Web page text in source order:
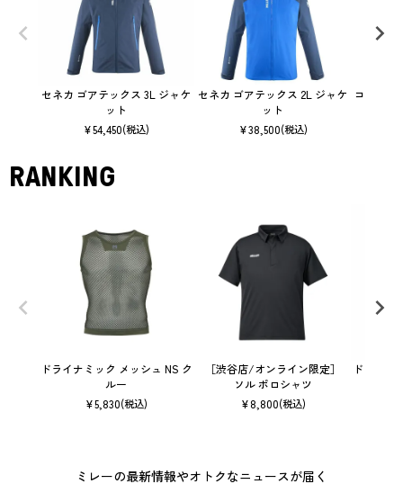
セネカ ゴアテックス 3L ジャケ
ット
¥54,450(税込)
セネカ ゴアテックス 2L ジャケ
ット
¥38,500(税込)
コズミッ
RANKING
ドライナミック メッシュ NS ク
ルー
¥5,830(税込)
［渋谷店/オンライン限定］
ソル ポロシャツ
¥8,800(税込)
ドライナ
ミレーの最新情報やオトクなニュースが届く